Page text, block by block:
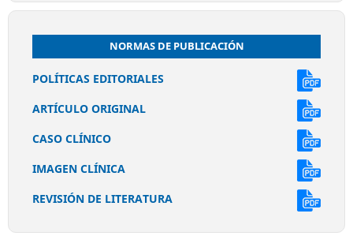
NORMAS DE PUBLICACIÓN
POLÍTICAS EDITORIALES
ARTÍCULO ORIGINAL
CASO CLÍNICO
IMAGEN CLÍNICA
REVISIÓN DE LITERATURA